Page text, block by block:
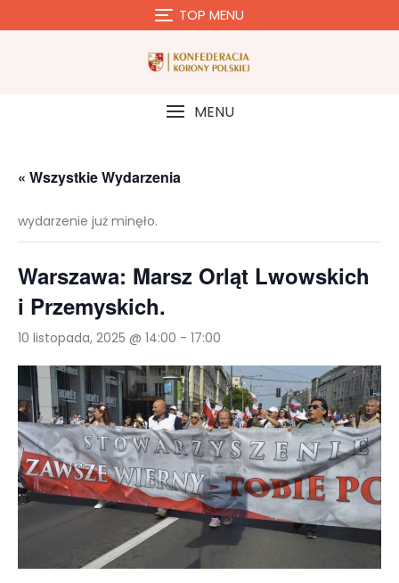
to
TOP MENU
MENU
« Wszystkie Wydarzenia
wydarzenie już minęło.
Warszawa: Marsz Orląt Lwowskich
i Przemyskich.
10 listopada, 2025 @ 14:00 - 17:00